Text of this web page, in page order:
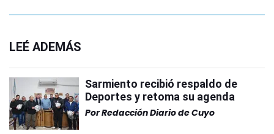
LEÉ ADEMÁS
Sarmiento recibió respaldo de
Deportes y retoma su agenda
PorRedacción Diario de Cuyo